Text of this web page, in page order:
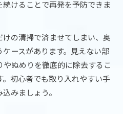
けることで再発を予防できま
の清掃で済ませてしまい、奥
ースがあります。見えない部
ぬめりを徹底的に除去するこ
初心者でも取り入れやすい手
みましょう。